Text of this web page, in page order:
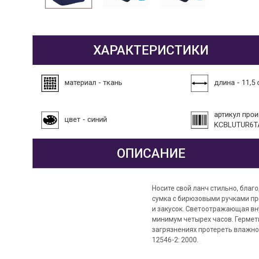
ХАРАКТЕРИСТИКИ
материал - ткань длина - 11,5
цвет - синий
артикул
ОПИСАНИЕ
Носите свой ланч стильно,
сумка с бирюзовыми ручками
и закусок. Светоотражающая
минимум четырех часов.
загрязнениях протереть
12546-2: 2000.